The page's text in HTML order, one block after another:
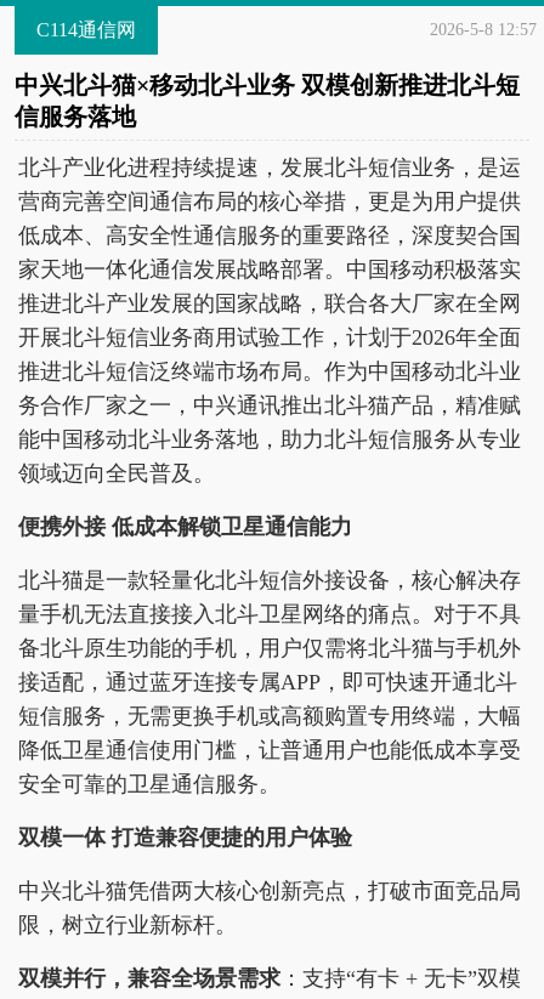
C114通信网 2026-5-8 12:57
中兴北斗猫×移动北斗业务 双模创新推进北斗短
信服务落地
北斗产业化进程持续提速，发展北斗短信业务，是运
营商完善空间通信布局的核心举措，更是为用户提供
低成本、高安全性通信服务的重要路径，深度契合国
家天地一体化通信发展战略部署。中国移动积极落实
推进北斗产业发展的国家战略，联合各大厂家在全网
开展北斗短信业务商用试验工作，计划于2026年全面
推进北斗短信泛终端市场布局。作为中国移动北斗业
务合作厂家之一，中兴通讯推出北斗猫产品，精准赋
能中国移动北斗业务落地，助力北斗短信服务从专业
领域迈向全民普及。
便携外接 低成本解锁卫星通信能力
北斗猫是一款轻量化北斗短信外接设备，核心解决存
量手机无法直接接入北斗卫星网络的痛点。对于不具
备北斗原生功能的手机，用户仅需将北斗猫与手机外
接适配，通过蓝牙连接专属APP，即可快速开通北斗
短信服务，无需更换手机或高额购置专用终端，大幅
降低卫星通信使用门槛，让普通用户也能低成本享受
安全可靠的卫星通信服务。
双模一体 打造兼容便捷的用户体验
中兴北斗猫凭借两大核心创新亮点，打破市面竞品局
限，树立行业新标杆。
双模并行，兼容全场景需求 ：支持“有卡 + 无卡”双模